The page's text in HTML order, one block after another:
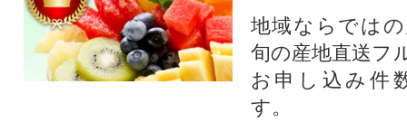
地域ならでは
旬の産地直送フ
お申し込み件
す。